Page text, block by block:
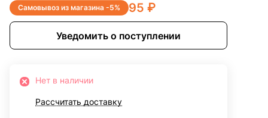
Самовывоз из магазина -5% 95 ₽
Уведомить о поступлении
Нет в наличии
Рассчитать доставку